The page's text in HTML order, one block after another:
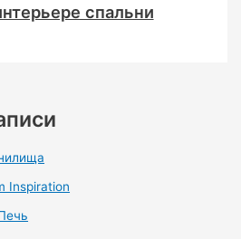
спальни
Inspiration